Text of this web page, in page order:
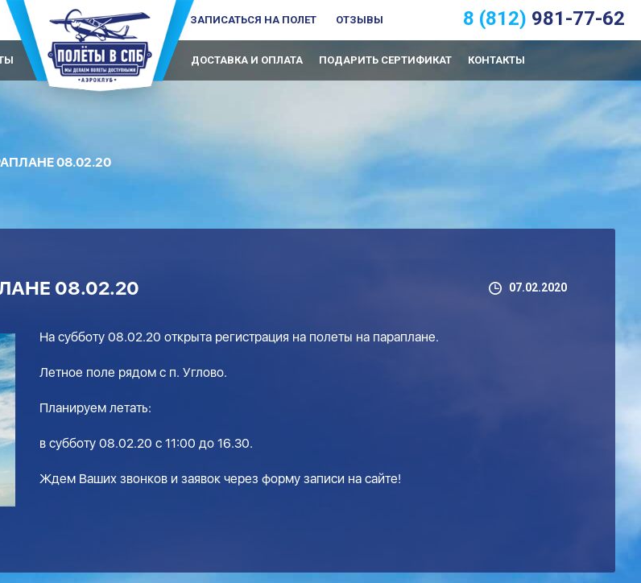
8 (812) 981-77-62
ЗАПИСАТЬСЯ НА ПОЛЕТ ОТЗЫВЫ
ДОСТАВКА И ОПЛАТА ПОДАРИТЬ СЕРТИФИКАТ КОНТАКТЫ
08.02.20
08.02.20 07.02.2020
На субботу 08.02.20 открыта регистрация на полеты на параплане.
Летное поле рядом с п. Углово.
Планируем летать:
в субботу 08.02.20 с 11:00 до 16.30.
Ждем Ваших звонков и заявок через форму записи на сайте!